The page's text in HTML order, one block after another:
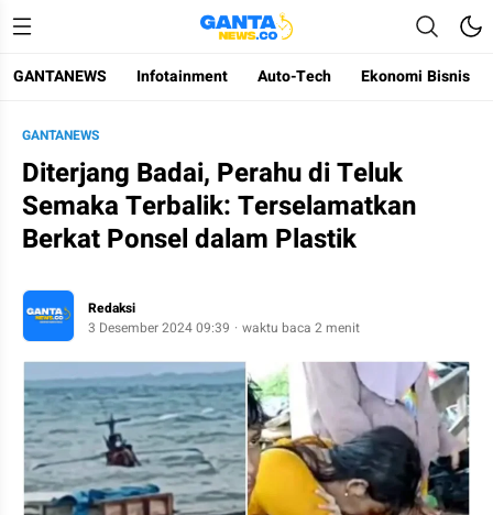
Gantanews
Informasi Membangun Bangsa
GANTANEWS Infotainment Auto-Tech Ekonomi Bisnis
GANTANEWS
Diterjang Badai, Perahu di Teluk
Semaka Terbalik: Terselamatkan
Berkat Ponsel dalam Plastik
Redaksi
3 Desember 2024 09:39
waktu baca 2 menit